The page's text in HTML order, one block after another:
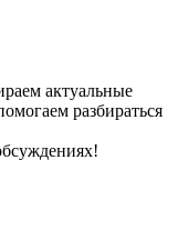
актуальные
разбираться